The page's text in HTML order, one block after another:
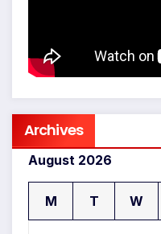
Archives
August 2026
M T W